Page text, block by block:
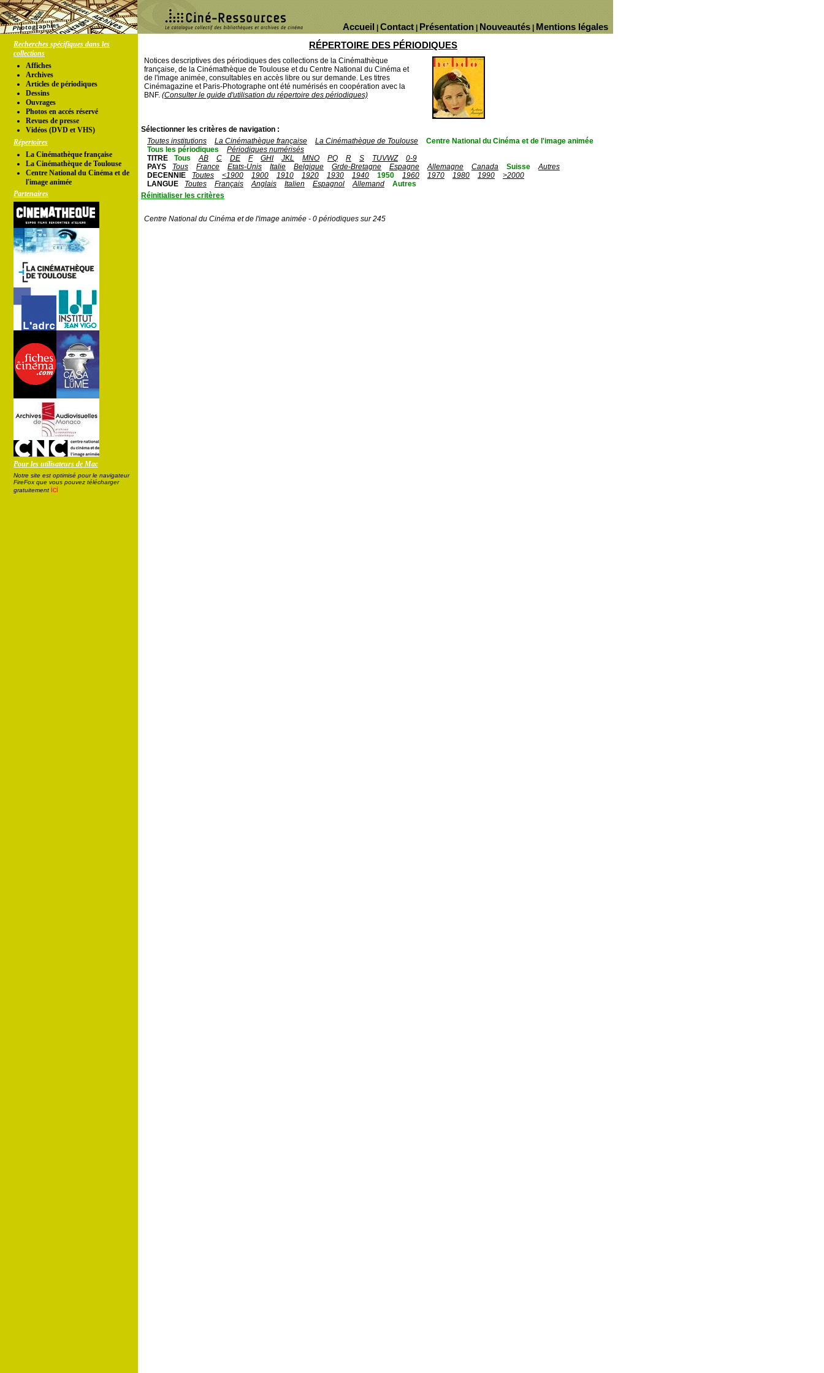
Mentions légales
Nouveautés
Présentation
Contact
Accueil
Recherches spécifiques dans les
collections
Affiches
Archives
Articles de périodiques
Dessins
Ouvrages
Photos en accés réservé
Revues de presse
Vidéos (DVD et VHS)
Répertoires
La Cinémathèque française
La Cinémathèque de Toulouse
Centre National du Cinéma et de
l'image animée
Partenaires
Pour les utilisateurs de Mac
Notre site est optimisé pour le navigateur
FireFox que vous pouvez télécharger
gratuitement ici
RÉPERTOIRE DES PÉRIODIQUES
Notices descriptives des périodiques des collections de la Cinémathèque
française, de la Cinémathèque de Toulouse et du Centre National du Cinéma et
de l'image animée, consultables en accès libre ou sur demande. Les titres
Cinémagazine et Paris-Photographe ont été numérisés en coopération avec la
BNF. (Consulter le guide d'utilisation du répertoire des périodiques)
Sélectionner les critères de navigation :
Toutes institutions
La Cinémathèque française La Cinémathèque de Toulouse
Centre National du Cinéma et de l'image animée
Tous les périodiques
Périodiques numérisés
TITRE
Tous AB C DE F GHI JKL MNO PQ R S TUVWZ
0-9
PAYS
Tous France Etats-Unis Italie Belgique Grde-Bretagne Espagne Allemagne Canada Suisse
Autres
DECENNIE
Toutes <1900 1900 1910 1920 1930 1940 1950 1960 1970 1980 1990
>2000
LANGUE
Toutes Français Anglais Italien Espagnol Allemand
Autres
Réinitialiser les critères
Centre National du Cinéma et de l'image animée - 0 périodiques sur 245